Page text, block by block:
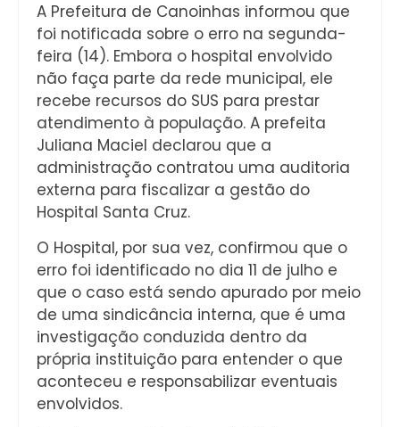
A Prefeitura de Canoinhas informou que
foi notificada sobre o erro na segunda-
feira (14). Embora o hospital envolvido
não faça parte da rede municipal, ele
recebe recursos do SUS para prestar
atendimento à população. A prefeita
Juliana Maciel declarou que a
administração contratou uma auditoria
externa para fiscalizar a gestão do
Hospital Santa Cruz.
O Hospital, por sua vez, confirmou que o
erro foi identificado no dia 11 de julho e
que o caso está sendo apurado por meio
de uma sindicância interna, que é uma
investigação conduzida dentro da
própria instituição para entender o que
aconteceu e responsabilizar eventuais
envolvidos.